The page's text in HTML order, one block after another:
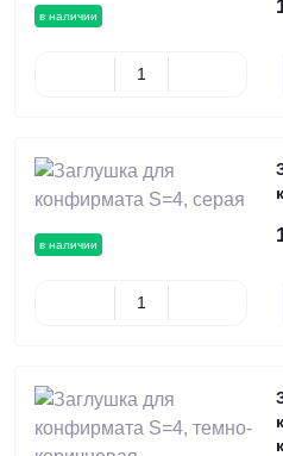
в наличии
в наличии